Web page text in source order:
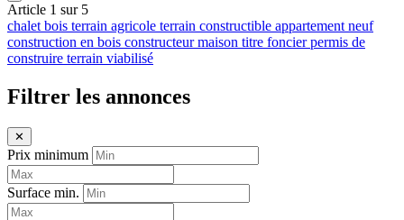
Article 1 sur 5
chalet bois terrain agricole terrain constructible appartement neuf
construction en bois constructeur maison titre foncierpermis de
construire terrain viabilisé
Filtrer les annonces
✕
Prix minimum
Surface min.